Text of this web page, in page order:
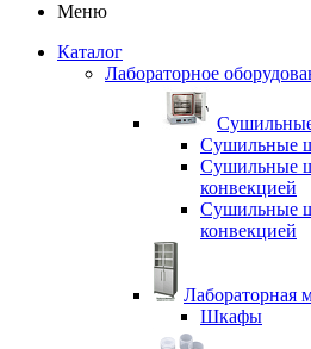
Меню
Каталог
Лабораторное
Сушильные
Сушильные
конвекцией
Сушильные
конвекцией
Лабораторная
Шкафы